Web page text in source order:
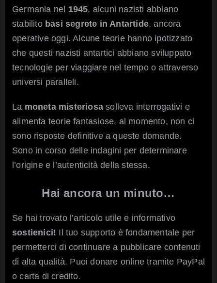
Germania nel 1945, alcuni nazisti abbiano
stabilito basi segrete in Antartide, ancora
operative oggi. Alcune teorie hanno ipotizzato
che questi nazisti antartici abbiano sviluppato
tecnologie per viaggiare nel tempo o attraverso
universi paralleli.
La moneta misteriosa solleva interrogativi e
alimenta teorie fantasiose, al momento, non ci
sono risposte definitive a queste domande.
Sono in corso delle indagini per determinare
l’origine e l’autenticità della stessa.
Hai ancora un minuto…
Se hai trovato l’articolo utile e informativo
sostienici! Il tuo supporto è fondamentale per
permetterci di continuare a pubblicare contenuti
di alta qualità. Puoi donare online tramite PayPal
o carta di credito.